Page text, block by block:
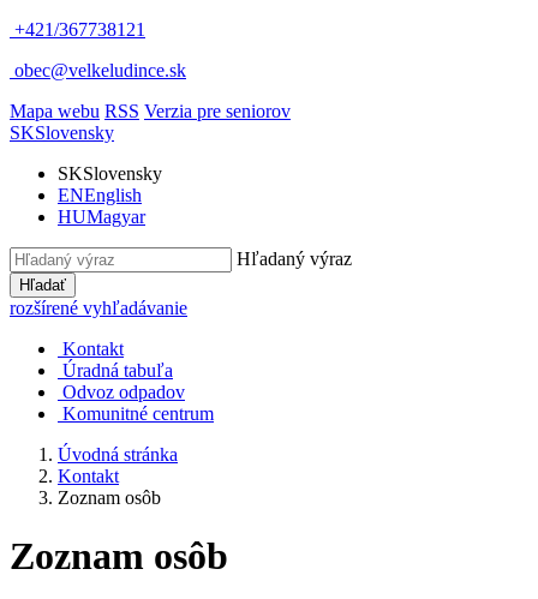
+421/367738121
obec@velkeludince.sk
Mapa webu RSS Verzia pre seniorov
SKSlovensky
SKSlovensky
ENEnglish
HUMagyar
Hľadaný výraz
Hľadať
rozšírené vyhľadávanie
Kontakt
Úradná tabuľa
Odvoz odpadov
Komunitné centrum
Úvodná stránka
Kontakt
Zoznam osôb
Zoznam osôb